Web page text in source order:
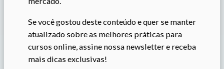
Se você gostou deste conteúdo e quer se manter
atualizado sobre as melhores práticas para
cursos online, assine nossa newsletter e receba
mais dicas exclusivas!